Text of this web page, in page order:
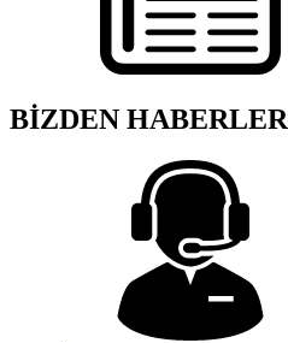
BİZDEN HABERLER